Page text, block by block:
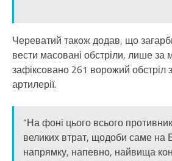
Череватий також додав, що
вести масовані обстріли, лише за
зафіксовано 261 ворожий обстріл
артилерії.
“На фоні цього всього
великих втрат, щодоби саме на
напрямку, напевно, найвища